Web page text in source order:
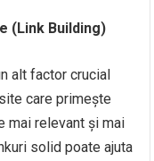
(Link Building)
alt factor crucial
care primește
mai relevant și mai
solid poate ajuta